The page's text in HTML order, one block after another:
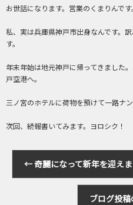
お世話になります。営業のくまりんです
私、実は兵庫県神戸市出身なんです。
す。
年末年始は地元神戸に帰ってきました
戸空港へ。
三ノ宮のホテルに荷物を預けて一路ナ
次回、続報書いてみます。ヨロシク！
←奇麗になって新年を迎え
ブログ投稿